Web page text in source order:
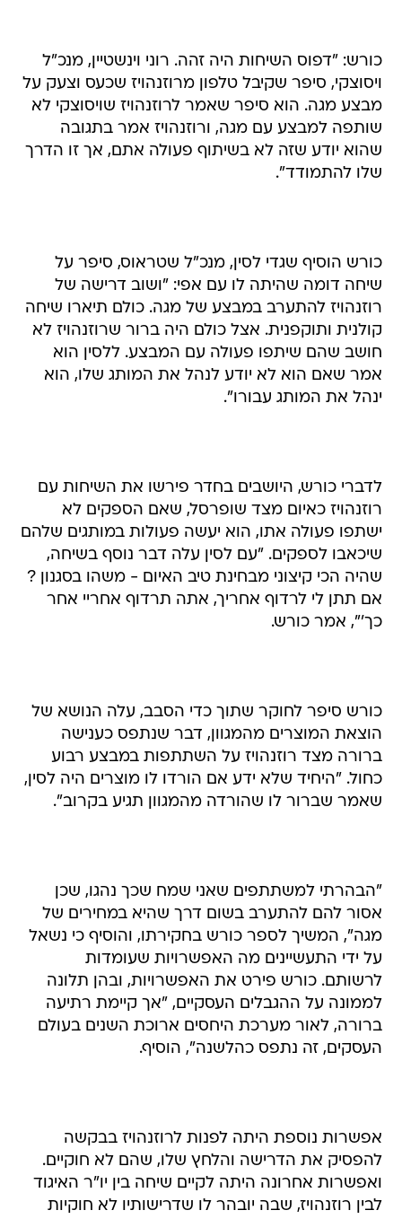
כורש: "דפוס השיחות היה זהה. רוני וינשטיין, מנכ"ל
ויסוצקי, סיפר שקיבל טלפון מרוזנהויז שכעס וצעק על
מבצע מגה. הוא סיפר שאמר לרוזנהויז שויסוצקי לא
שותפה למבצע עם מגה, ורוזנהויז אמר בתגובה
שהוא יודע שזה לא בשיתוף פעולה אתם, אך זו הדרך
שלו להתמודד".
כורש הוסיף שגדי לסין, מנכ"ל שטראוס, סיפר על
שיחה דומה שהיתה לו עם אפי: "ושוב דרישה של
רוזנהויז להתערב במבצע של מגה. כולם תיארו שיחה
קולנית ותוקפנית. אצל כולם היה ברור שרוזנהויז לא
חושב שהם שיתפו פעולה עם המבצע. ללסין הוא
אמר שאם הוא לא יודע לנהל את המותג שלו, הוא
ינהל את המותג עבורו".
לדברי כורש, היושבים בחדר פירשו את השיחות עם
רוזנהויז כאיום מצד שופרסל, שאם הספקים לא
ישתפו פעולה אתו, הוא יעשה פעולות במותגים שלהם
שיכאבו לספקים. "עם לסין עלה דבר נוסף בשיחה,
שהיה הכי קיצוני מבחינת טיב האיום - משהו בסגנון ?
אם תתן לי לרדוף אחריך, אתה תרדוף אחריי אחר
כך'", אמר כורש.
כורש סיפר לחוקר שתוך כדי הסבב, עלה הנושא של
הוצאת המוצרים מהמגוון, דבר שנתפס כענישה
ברורה מצד רוזנהויז על השתתפות במבצע רבוע
כחול. "היחיד שלא ידע אם הורדו לו מוצרים היה לסין,
שאמר שברור לו שהורדה מהמגוון תגיע בקרוב".
"הבהרתי למשתתפים שאני שמח שכך נהגו, שכן
אסור להם להתערב בשום דרך שהיא במחירים של
מגה", המשיך לספר כורש בחקירתו, והוסיף כי נשאל
על ידי התעשיינים מה האפשרויות שעומדות
לרשותם. כורש פירט את האפשרויות, ובהן תלונה
לממונה על ההגבלים העסקיים, "אך קיימת רתיעה
ברורה, לאור מערכת היחסים ארוכת השנים בעולם
העסקים, זה נתפס כהלשנה", הוסיף.
אפשרות נוספת היתה לפנות לרוזנהויז בבקשה
להפסיק את הדרישה והלחץ שלו, שהם לא חוקיים.
ואפשרות אחרונה היתה לקיים שיחה בין יו"ר האיגוד
לבין רוזנהויז, שבה יובהר לו שדרישותיו לא חוקיות